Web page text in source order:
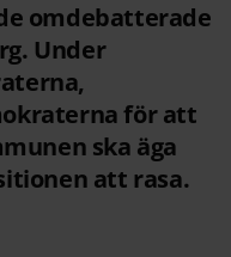
omdebatterade
Under
för att
ska äga
att rasa.